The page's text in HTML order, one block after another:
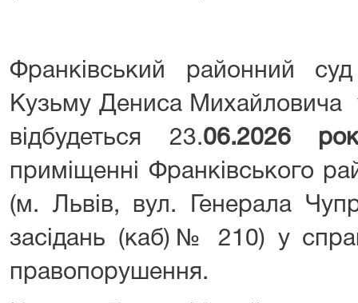
Франківський районний
Кузьму Дениса Михайловича
відбудеться 23.06.2026
приміщенні Франківського
(м. Львів, вул. Генерала
засідань (каб)№ 210) у
правопорушення.